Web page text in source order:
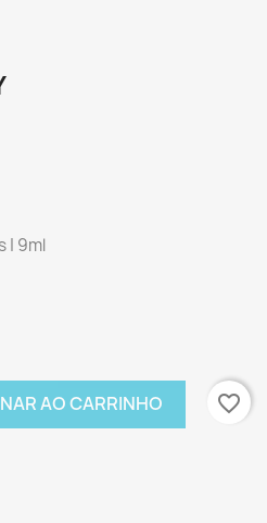
| 9ml
AO CARRINHO favorite_border